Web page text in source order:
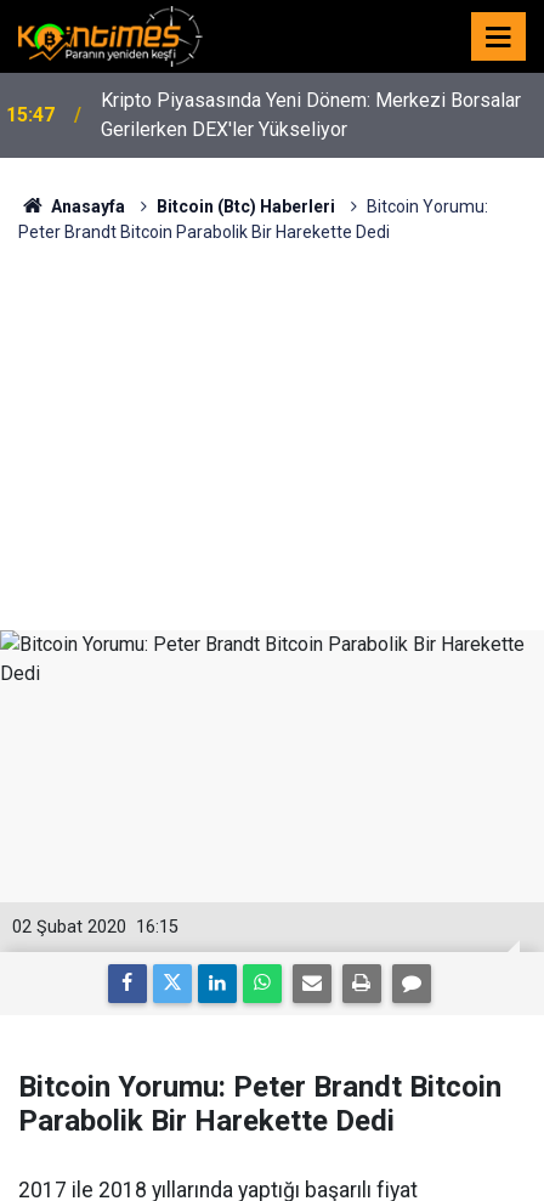
15:47
Kripto Piyasasında Yeni Dönem: Merkezi Borsalar
Gerilerken DEX'ler Yükseliyor
Anasayfa Bitcoin (Btc) Haberleri
Bitcoin Yorumu:
Peter Brandt Bitcoin Parabolik Bir Harekette Dedi
16:15
02 Şubat 2020
Bitcoin Yorumu: Peter Brandt Bitcoin
Parabolik Bir Harekette Dedi
2017 ile 2018 yıllarında yaptığı başarılı fiyat